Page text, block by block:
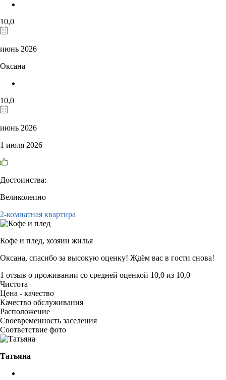
10,0
июнь 2026
Оксана
10,0
июнь 2026
1 июля 2026
Достоинства:
Великолепно
2-комнатная квартира
Кофе и плед, хозяин жилья
Оксана, спасибо за высокую оценку! Ждём вас в гости снова!
1 отзыв о проживании со средней оценкой 10,0 из 10,0
Чистота
Цена - качество
Качество обслуживания
Расположение
Своевременность заселения
Соответствие фото
Татьяна